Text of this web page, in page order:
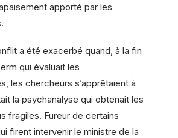
apporté par les
a été exacerbé quand, à la fin
qui évaluait les
les chercheurs s’apprêtaient à
la psychanalyse qui obtenait les
fragiles. Fureur de certains
firent intervenir le ministre de la